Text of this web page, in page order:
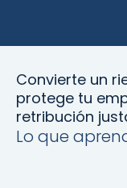
Convierte un
protege tu
retribución
Lo que